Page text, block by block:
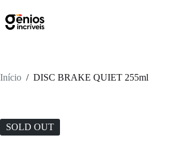
Início / DISC BRAKE QUIET 255ml
SOLD OUT